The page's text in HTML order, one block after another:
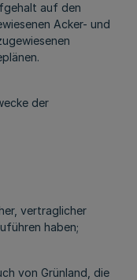
auf den
Acker- und
der
vertraglicher
haben;
von Grünland, die